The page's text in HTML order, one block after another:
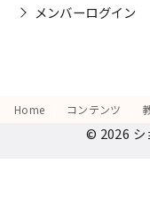
メンバーログイン
Home コンテンツ
© 2026 シ